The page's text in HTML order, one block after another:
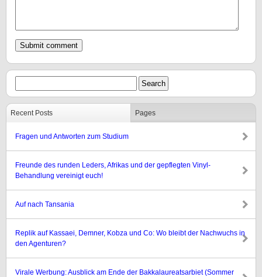
Recent Posts Pages
Fragen und Antworten zum Studium
Freunde des runden Leders, Afrikas und der gepflegten Vinyl-
Behandlung vereinigt euch!
Auf nach Tansania
Replik auf Kassaei, Demner, Kobza und Co: Wo bleibt der Nachwuchs in
den Agenturen?
Virale Werbung: Ausblick am Ende der Bakkalaureatsarbiet (Sommer